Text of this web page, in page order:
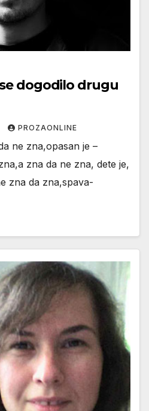
se dogodilo drugu
PROZAONLINE
ne zna,opasan je –
zna da ne zna, dete je,
zna da zna,spava-